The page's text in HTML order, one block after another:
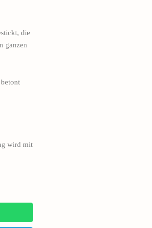
die
ganzen
wird mit